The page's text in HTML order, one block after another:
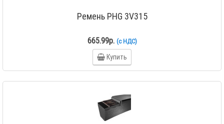
Ремень PHG 3V315
665.99р. (с НДС)
Купить